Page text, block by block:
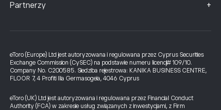
Partnerzy +
eToro (Europe) Ltd jest autoryzowana i regulowana przez Cyprus Securities
Exchange Commission (CySEC) na podstawie numeru licencji# 109/10.
Company No. C200585. Siedziba rejestrowa: KANIKA BUSINESS CENTRE,
FLOOR 7, 4 Profiti Ilia Germasogeia, 4046 Cyprus
eToro (UK) Ltd jest autoryzowana i regulowana przez Financial Conduct
Authority (FCA) w zakresie usług związanych z inwestycjami, z Firm